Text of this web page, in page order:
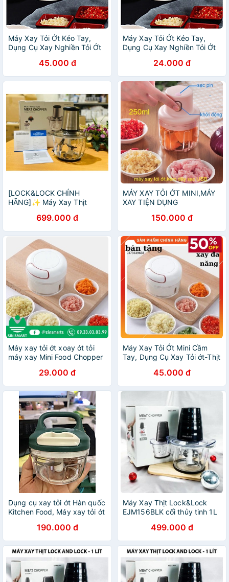
Máy Xay Tỏi Ớt Kéo Tay,
Dụng Cụ Xay Nghiền Tỏi Ớt
45.000 đ
Máy Xay Tỏi Ớt Kéo Tay,
Dụng Cụ Xay Nghiền Tỏi Ớt
24.000 đ
[LOCK&LOCK CHÍNH
HÃNG]✨ Máy Xay Thịt
SLV 2.4 Lít699.000 đ
MÁY XAY TỎI ỚT MINI,MÁY
XAY TIỆN DỤNG
150.000 đ
Máy xay tỏi ớt xoay ớt tỏi
máy xay Mini Food Chopper
29.000 đ
Máy Xay Tỏi Ớt Mini Cầm
Tay, Dụng Cụ Xay Tỏi ớt-Thịt
45.000 đ
Dụng cụ xay tỏi ớt Hàn quốc
Kitchen Food, Máy xay tỏi ớt
190.000 đ
Máy Xay Thịt Lock&Lock
EJM156BLK cối thủy tinh 1L
499.000 đ